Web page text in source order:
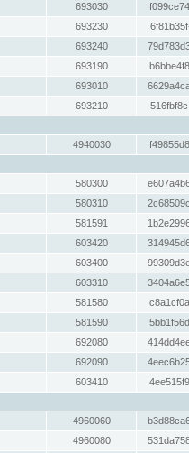
693030
693230
693240
693190
693010
693210
4940030
580300
580310
581591
603420
603400
603310
581580
581590
692080
692090
603410
4960060
4960080